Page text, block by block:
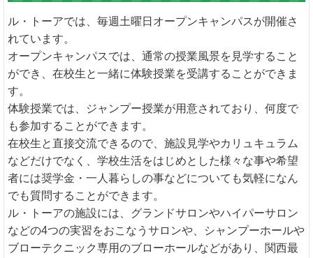
ル・トーアでは、毎週土曜日オープンキャンパスが開催さ
れています。
オープンキャンパスでは、通常の授業風景を見学すること
ができ、在校生と一緒に体験授業を受講することができま
す。
体験授業では、ジャンプー授業が用意されており、何度で
も参加することができます。
在校生と直接交流できるので、施設見学やカリュキュラム
などだけでなく、学校生活をはじめとした様々な事や希望
者には奨学金・一人暮らしの事などについても気軽になん
でも質問することができます。
ル・トーアの施設には、グランドサロンやハイパーサロン
などの4つの実習をおこなうサロンや、シャンプーホールや
ブローテクニック専用のブローホールなどがあり、関西最